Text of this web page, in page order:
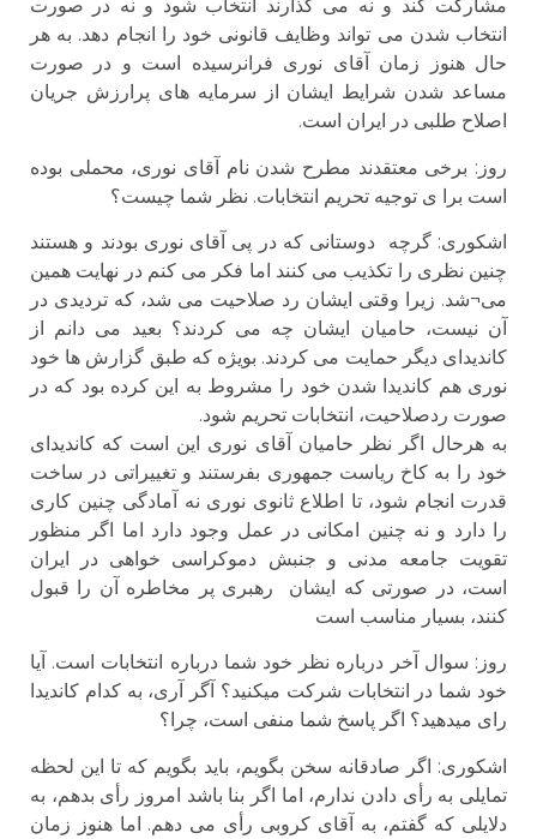
مشارکت کند و نه می گذارند انتخاب شود و نه در صورت
انتخاب شدن می تواند وظایف قانونی خود را انجام دهد. به هر
حال هنوز زمان آقای نوری فرانرسیده است و در صورت
مساعد شدن شرایط ایشان از سرمایه های پرارزش جریان
اصلاح طلبی در ایران است.
روز: برخی معتقدند مطرح شدن نام آقای نوری، محملی بوده
است برا ی توجیه تحریم انتخابات. نظر شما چیست؟
اشكورى: گرچه دوستانی که در پی آقای نوری بودند و هستند
چنین نظری را تکذیب می کنند اما فکر می کنم در نهایت همین
می¬شد. زیرا وقتی ایشان رد صلاحیت می شد، که تردیدی در
آن نیست، حامیان ایشان چه می کردند؟ بعید می دانم از
کاندیدای دیگر حمایت می کردند. بویژه که طبق گزارش ها خود
نوری هم کاندیدا شدن خود را مشروط به این کرده بود که در
صورت ردصلاحیت، انتخابات تحریم شود.
به هرحال اگر نظر حامیان آقای نوری این است که کاندیدای
خود را به کاخ ریاست جمهوری بفرستند و تغییراتی در ساخت
قدرت انجام شود، تا اطلاع ثانوی نوری نه آمادگی چنین کاری
را دارد و نه چنین امکانی در عمل وجود دارد اما اگر منظور
تقویت جامعه مدنی و جنبش دموکراسی خواهی در ایران
است، در صورتی که ایشان رهبری پر مخاطره آن را قبول
کنند، بسیار مناسب است
روز: سوال آخر درباره نظر خود شما درباره انتخابات است. آیا
خود شما در انتخابات شرکت میکنید؟ آگر آری، به کدام کاندیدا
رای میدهید؟ اگر پاسخ شما منفی است، چرا؟
اشكورى: اگر صادقانه سخن بگویم، باید بگویم که تا این لحظه
تمایلی به رأی دادن ندارم، اما اگر بنا باشد امروز رأی بدهم، به
دلایلی که گفتم، به آقای کروبی رأی می دهم. اما هنوز زمان